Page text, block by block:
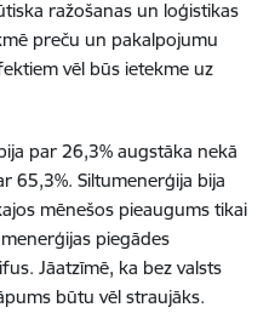
ražošanas un loģistikas
preču un pakalpojumu
vēl būs ietekme uz
par 26,3% augstāka nekā
65,3%. Siltumenerģija bija
mēnešos pieaugums tikai
piegādes
Jāatzīmē, ka bez valsts
būtu vēl straujāks.